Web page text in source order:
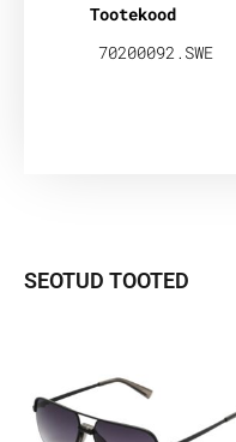
Tootekood
70200092.SWE
SEOTUD TOOTED